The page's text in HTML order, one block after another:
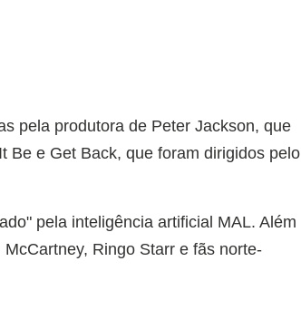
pela produtora de Peter Jackson, que
Be e Get Back, que foram dirigidos pelo
pela inteligência artificial MAL. Além
Ringo Starr e fãs norte-